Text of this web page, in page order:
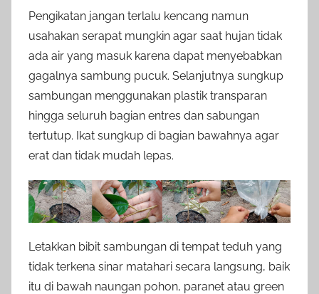
Pengikatan jangan terlalu kencang namun
usahakan serapat mungkin agar saat hujan tidak
ada air yang masuk karena dapat menyebabkan
gagalnya sambung pucuk. Selanjutnya sungkup
sambungan menggunakan plastik transparan
hingga seluruh bagian entres dan sabungan
tertutup. Ikat sungkup di bagian bawahnya agar
erat dan tidak mudah lepas.
Letakkan bibit sambungan di tempat teduh yang
tidak terkena sinar matahari secara langsung, baik
itu di bawah naungan pohon, paranet atau green